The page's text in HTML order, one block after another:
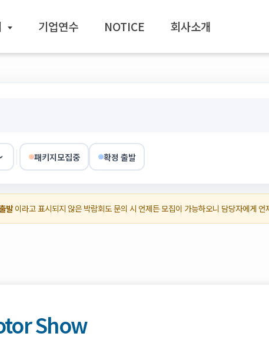
기업연수 NOTICE 회사소개
패키지모집중 확정 출발
발이라고 표시되지 않은 박람회도 문의 시 언제든 모집이 가능하오니 담당자에게 언
Show